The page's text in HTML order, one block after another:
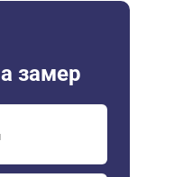
замер